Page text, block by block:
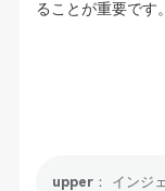
ることが重要です。